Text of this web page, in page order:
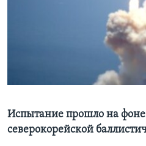
Языки
Испытание прошло на фоне
северокорейской